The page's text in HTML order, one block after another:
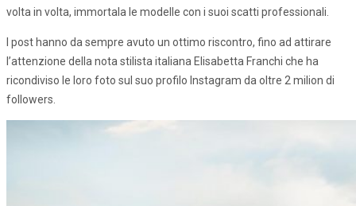
volta in volta, immortala le modelle con i suoi scatti professionali.
I post hanno da sempre avuto un ottimo riscontro, fino ad attirare
l’attenzione della nota stilista italiana Elisabetta Franchi che ha
ricondiviso le loro foto sul suo profilo Instagram da oltre 2 milion di
followers.